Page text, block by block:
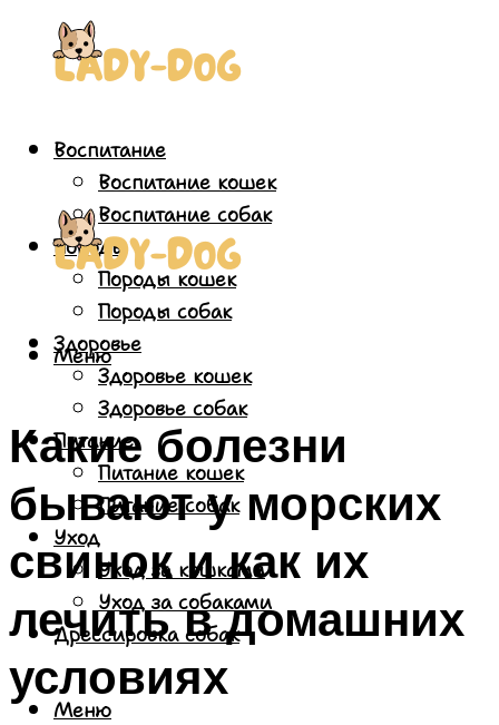
Воспитание
Воспитание кошек
Воспитание собак
Породы
Породы кошек
Породы собак
Здоровье
Здоровье кошек
Здоровье собак
Питание
Питание кошек
Питание собак
Уход
Уход за кошками
Уход за собаками
Дрессировка собак
Меню
Меню
Какие болезни
бывают у морских
свинок и как их
лечить в домашних
условиях